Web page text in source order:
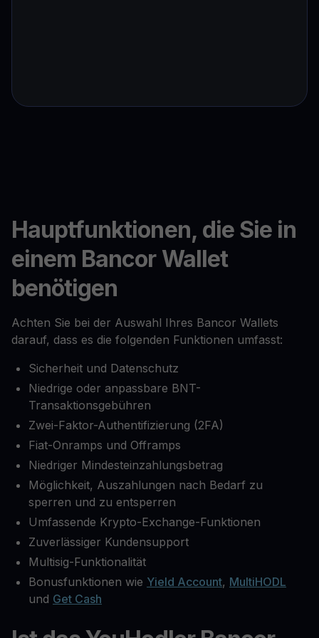
Hauptfunktionen, die Sie in
einem Bancor Wallet
benötigen
Achten Sie bei der Auswahl Ihres Bancor Wallets
darauf, dass es die folgenden Funktionen umfasst:
Sicherheit und Datenschutz
Niedrige oder anpassbare BNT-
Transaktionsgebühren
Zwei-Faktor-Authentifizierung (2FA)
Fiat-Onramps und Offramps
Niedriger Mindesteinzahlungsbetrag
Möglichkeit, Auszahlungen nach Bedarf zu
sperren und zu entsperren
Umfassende Krypto-Exchange-Funktionen
Zuverlässiger Kundensupport
Multisig-Funktionalität
Bonusfunktionen wie Yield Account, MultiHODL
und Get Cash